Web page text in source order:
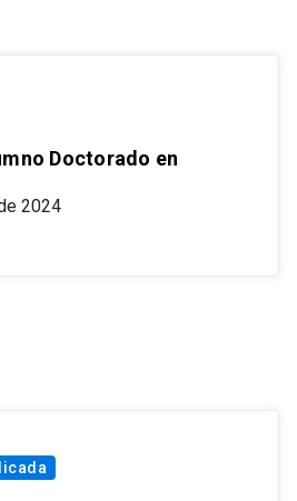
Doctorado en
2024